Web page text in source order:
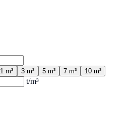
1 m³ 3 m³ 5 m³ 7 m³ 10 m³
t/m³